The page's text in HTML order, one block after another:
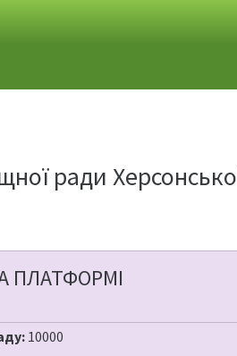
ради
ПЛАТФОРМІ
10000